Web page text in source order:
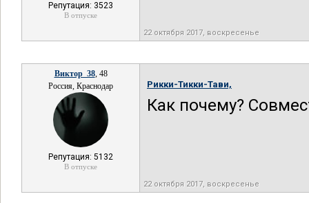
Репутация: 3523
В отпуске
22 октября 2017, воскресенье
Виктор_38, 48
Россия, Краснодар
Репутация: 5132
В отпуске
Рикки-Тикки-Тави,
Как почему?
22 октября 2017, воскресенье